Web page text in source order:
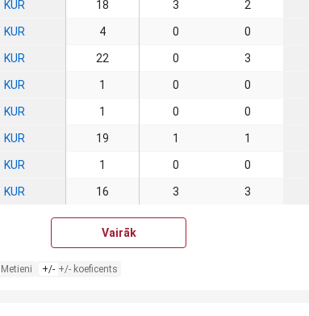
KUR 18 3 2
KUR 4 0 0
KUR 22 0 3
KUR 1 0 0
KUR 1 0 0
KUR 19 1 1
KUR 1 0 0
KUR 16 3 3
Vairāk
Metieni +/- +/- koeficents